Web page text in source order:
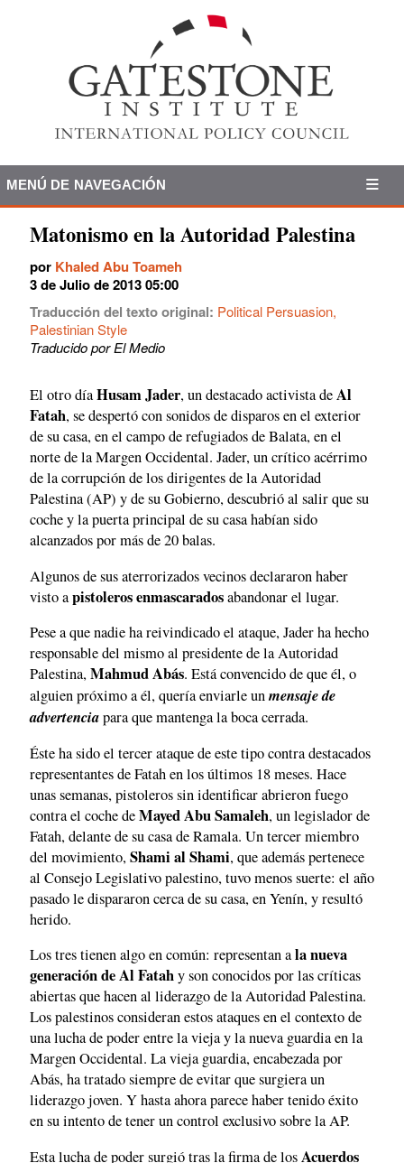
MENÚ DE NAVEGACIÓN
Matonismo en la Autoridad Palestina
por Khaled Abu Toameh
3 de Julio de 2013 05:00
Traducción del texto original: Political Persuasion,
Palestinian Style
Traducido por El Medio
El otro díaHusam Jader, un destacado activista deAl
Fatah, se despertó con sonidos de disparos en el exterior
de su casa, en el campo de refugiados de Balata, en el
norte de la Margen Occidental. Jader, un crítico acérrimo
de la corrupción de los dirigentes de la Autoridad
Palestina (AP) y de su Gobierno, descubrió al salir que su
coche y la puerta principal de su casa habían sido
alcanzados por más de 20 balas.
Algunos de sus aterrorizados vecinos declararon haber
visto apistoleros enmascaradosabandonar el lugar.
Pese a que nadie ha reivindicado el ataque, Jader ha hecho
responsable del mismo al presidente de la Autoridad
Palestina,Mahmud Abás. Está convencido de que él, o
alguien próximo a él, quería enviarle unmensaje de
advertenciapara que mantenga la boca cerrada.
Éste ha sido el tercer ataque de este tipo contra destacados
representantes de Fatah en los últimos 18 meses. Hace
unas semanas, pistoleros sin identificar abrieron fuego
contra el coche deMayed Abu Samaleh, un legislador de
Fatah, delante de su casa de Ramala. Un tercer miembro
del movimiento,Shami al Shami, que además pertenece
al Consejo Legislativo palestino, tuvo menos suerte: el año
pasado le dispararon cerca de su casa, en Yenín, y resultó
herido.
Los tres tienen algo en común: representan ala nueva
generación de Al Fatahy son conocidos por las críticas
abiertas que hacen al liderazgo de la Autoridad Palestina.
Los palestinos consideran estos ataques en el contexto de
una lucha de poder entre la vieja y la nueva guardia en la
Margen Occidental. La vieja guardia, encabezada por
Abás, ha tratado siempre de evitar que surgiera un
liderazgo joven. Y hasta ahora parece haber tenido éxito
en su intento de tener un control exclusivo sobre la AP.
Esta lucha de poder surgió tras la firma de losAcuerdos